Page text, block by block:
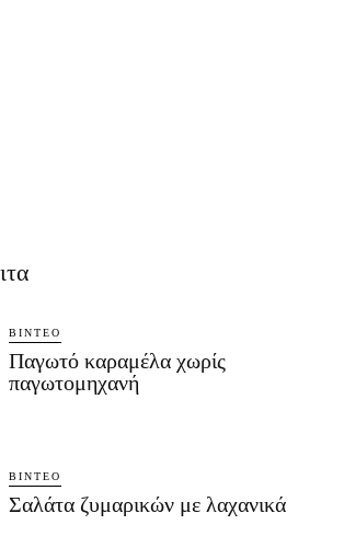
ΒΊΝΤΕΟ
Παγωτό καραμέλα χωρίς
παγωτομηχανή
ΒΊΝΤΕΟ
Σαλάτα ζυμαρικών με λαχανικά